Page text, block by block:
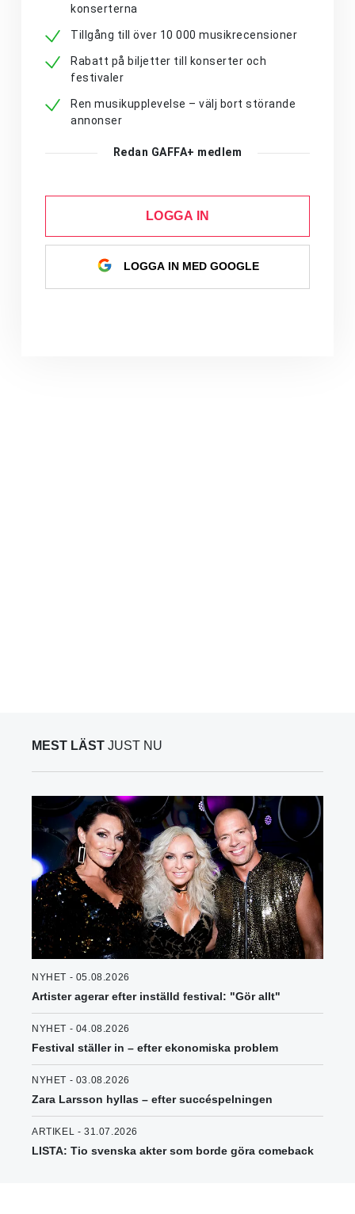
konserterna
Tillgång till över 10 000 musikrecensioner
Rabatt på biljetter till konserter och
festivaler
Ren musikupplevelse – välj bort störande
annonser
Redan GAFFA+ medlem
LOGGA IN
LOGGA IN MED GOOGLE
MEST LÄST JUST NU
NYHET - 05.08.2026
Artister agerar efter inställd festival: "Gör allt"
NYHET - 04.08.2026
Festival ställer in – efter ekonomiska problem
NYHET - 03.08.2026
Zara Larsson hyllas – efter succéspelningen
ARTIKEL - 31.07.2026
LISTA: Tio svenska akter som borde göra comeback